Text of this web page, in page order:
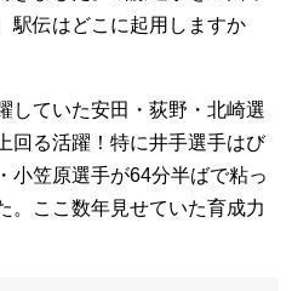
駅伝はどこに起用しますか
していた安田・荻野・北崎選
回る活躍！特に井手選手はび
小笠原選手が64分半ばで粘っ
。ここ数年見せていた育成力